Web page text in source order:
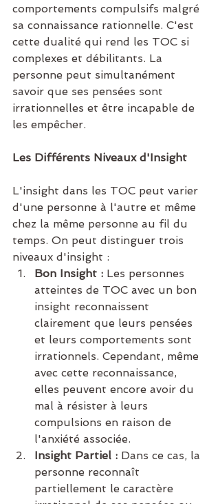
comportements compulsifs malgré
sa connaissance rationnelle. C'est
cette dualité qui rend les TOC si
complexes et débilitants. La
personne peut simultanément
savoir que ses pensées sont
irrationnelles et être incapable de
les empêcher.
Les Différents Niveaux d'Insight
L'insight dans les TOC peut varier
d'une personne à l'autre et même
chez la même personne au fil du
temps. On peut distinguer trois
niveaux d'insight :
Bon Insight : Les personnes
atteintes de TOC avec un bon
insight reconnaissent
clairement que leurs pensées
et leurs comportements sont
irrationnels. Cependant, même
avec cette reconnaissance,
elles peuvent encore avoir du
mal à résister à leurs
compulsions en raison de
l'anxiété associée.
Insight Partiel : Dans ce cas, la
personne reconnaît
partiellement le caractère